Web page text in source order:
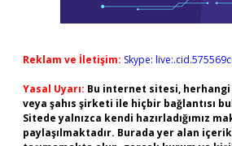
Reklam ve İletişim: Skype:
Yasal Uyarı: Bu internet sitesi,
veya şahıs şirketi ile hiçbir bağlantısı
Sitede yalnızca kendi hazırladığımız
paylaşılmaktadır. Burada yer alan